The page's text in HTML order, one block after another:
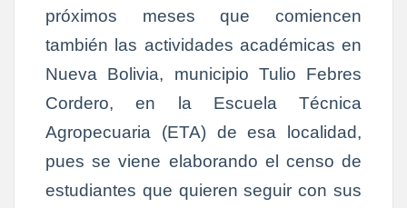
próximos meses que comiencen
también las actividades académicas en
Nueva Bolivia, municipio Tulio Febres
Cordero, en la Escuela Técnica
Agropecuaria (ETA) de esa localidad,
pues se viene elaborando el censo de
estudiantes que quieren seguir con sus